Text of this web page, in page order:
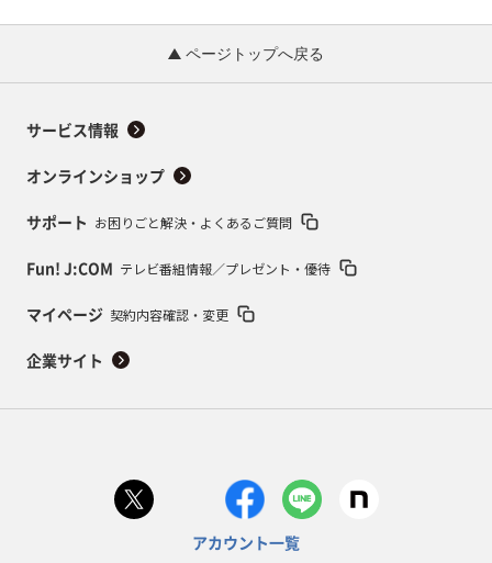
ページトップへ戻る
サービス情報
オンラインショップ
サポート お困りごと解決・よくあるご質問
Fun! J:COM テレビ番組情報／プレゼント・優待
マイページ 契約内容確認・変更
企業サイト
アカウント一覧